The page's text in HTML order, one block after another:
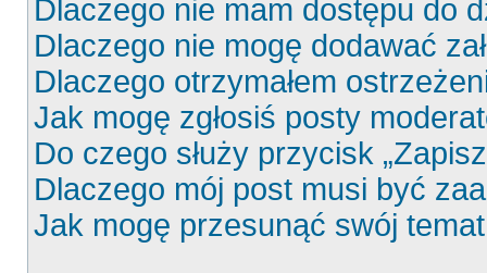
Dlaczego nie mam dostępu do
Dlaczego nie mogę dodawać
Dlaczego otrzymałem
Jak mogę zgłosiś posty
Do czego służy przycisk
Dlaczego mój post musi być
Jak mogę przesunąć swój